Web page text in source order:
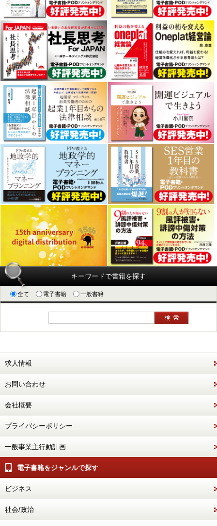
キーワードで書籍を探す
全て 電子書籍 一般書籍
求人情報
お問い合わせ
会社概要
プライバシーポリシー
一般事業主行動計画
電子書籍をジャンルで探す
ビジネス
社会/政治